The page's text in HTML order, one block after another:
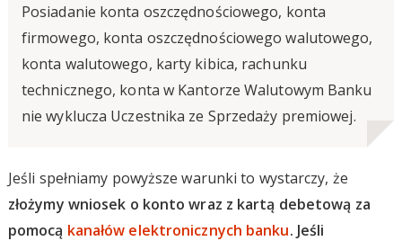
Posiadanie konta oszczędnościowego, konta
firmowego, konta oszczędnościowego walutowego,
konta walutowego, karty kibica, rachunku
technicznego, konta w Kantorze Walutowym Banku
nie wyklucza Uczestnika ze Sprzedaży premiowej.
Jeśli spełniamy powyższe warunki to wystarczy, że
złożymy wniosek o konto wraz z kartą debetową za
pomocą kanałów elektronicznych banku. Jeśli